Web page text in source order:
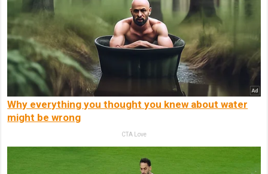
Why everything you thought you knew about water
might be wrong
CTA Love